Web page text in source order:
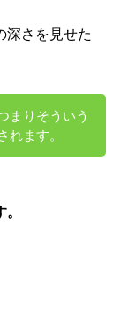
深さを見せた
まりそういう
れます。